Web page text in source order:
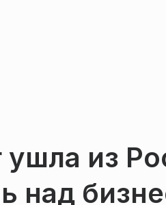
из
над